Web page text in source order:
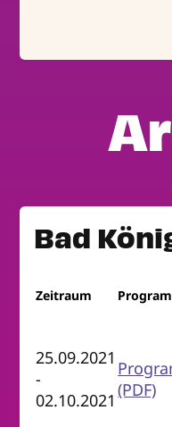
Bad
Zeitraum
25.09.2021
-
02.10.2021 (PDF)